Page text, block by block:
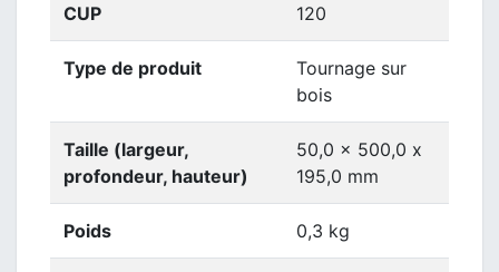
CUP 120
Type de produit
Tournage sur
bois
Taille (largeur,
profondeur, hauteur)
50,0 x 500,0 x
195,0 mm
Poids 0,3 kg